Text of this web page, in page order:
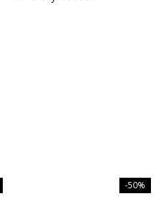
-50%